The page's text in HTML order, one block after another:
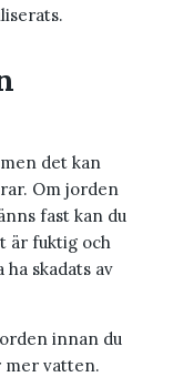
det kan
Om jorden
fast kan du
är fuktig och
skadats av
innan du
mer vatten.